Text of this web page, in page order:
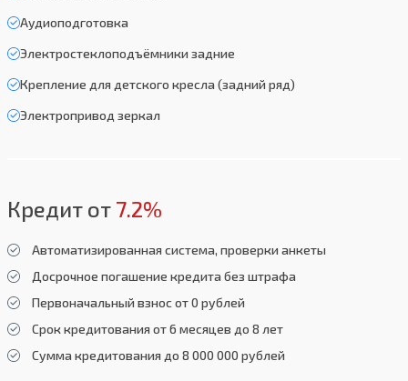
Аудиоподготовка
Электростеклоподъёмники задние
Крепление для детского кресла (задний ряд)
Электропривод зеркал
Кредит от 7.2%
Автоматизированная система, проверки анкеты
Досрочное погашение кредита без штрафа
Первоначальный взнос от 0 рублей
Срок кредитования от 6 месяцев до 8 лет
Сумма кредитования до 8 000 000 рублей